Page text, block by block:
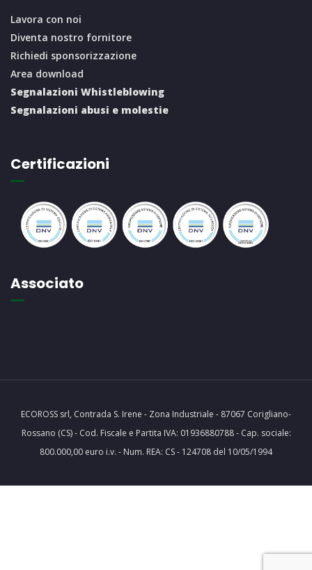
Lavora con noi
Diventa nostro fornitore
Richiedi sponsorizzazione
Area download
Segnalazioni Whistleblowing
Segnalazioni abusi e molestie
Certificazioni
Associato
ECOROSS srl, Contrada S. Irene - Zona Industriale - 87067 Corigliano-
Rossano (CS) - Cod. Fiscale e Partita IVA: 01936880788 - Cap. sociale:
800.000,00 euro i.v. - Num. REA: CS - 124708 del 10/05/1994